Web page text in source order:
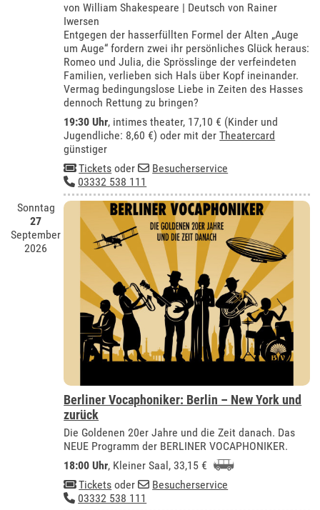
von William Shakespeare | Deutsch von Rainer
Iwersen
Entgegen der hasserfüllten Formel der Alten „Auge
um Auge“ fordern zwei ihr persönliches Glück heraus:
Romeo und Julia, die Sprösslinge der verfeindeten
Familien, verlieben sich Hals über Kopf ineinander.
Vermag bedingungslose Liebe in Zeiten des Hasses
dennoch Rettung zu bringen?
19:30 Uhr, intimes theater, 17,10 € (Kinder und
Jugendliche: 8,60 €) oder mit derTheatercard
günstiger
Tickets oder
Besucherservice
03332 538 111
Sonntag
27
September
2026
Berliner Vocaphoniker: Berlin – New York und
zurück
Die Goldenen 20er Jahre und die Zeit danach. Das
NEUE Programm der BERLINER VOCAPHONIKER.
18:00 Uhr, Kleiner Saal, 33,15 €
Tickets oder
Besucherservice
03332 538 111